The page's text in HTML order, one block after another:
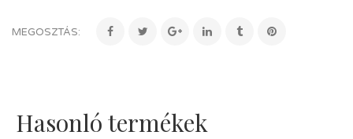
MEGOSZTÁS:
Hasonló termékek